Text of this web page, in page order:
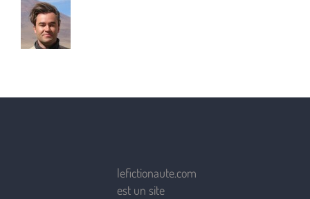
lefictionaute.com
est un site